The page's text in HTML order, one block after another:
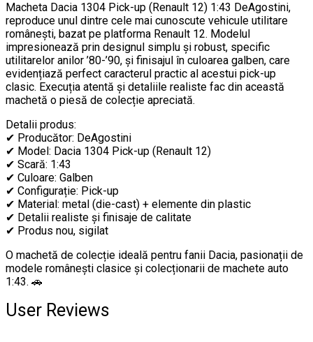
Macheta Dacia 1304 Pick-up (Renault 12) 1:43 DeAgostini,
reproduce unul dintre cele mai cunoscute vehicule utilitare
românești, bazat pe platforma Renault 12. Modelul
impresionează prin designul simplu și robust, specific
utilitarelor anilor ’80-’90, și finisajul în culoarea galben, care
evidențiază perfect caracterul practic al acestui pick-up
clasic. Execuția atentă și detaliile realiste fac din această
machetă o piesă de colecție apreciată.
Detalii produs:
✔ Producător: DeAgostini
✔ Model: Dacia 1304 Pick-up (Renault 12)
✔ Scară: 1:43
✔ Culoare: Galben
✔ Configurație: Pick-up
✔ Material: metal (die-cast) + elemente din plastic
✔ Detalii realiste și finisaje de calitate
✔ Produs nou, sigilat
O machetă de colecție ideală pentru fanii Dacia, pasionații de
modele românești clasice și colecționarii de machete auto
1:43. 🚗
User Reviews